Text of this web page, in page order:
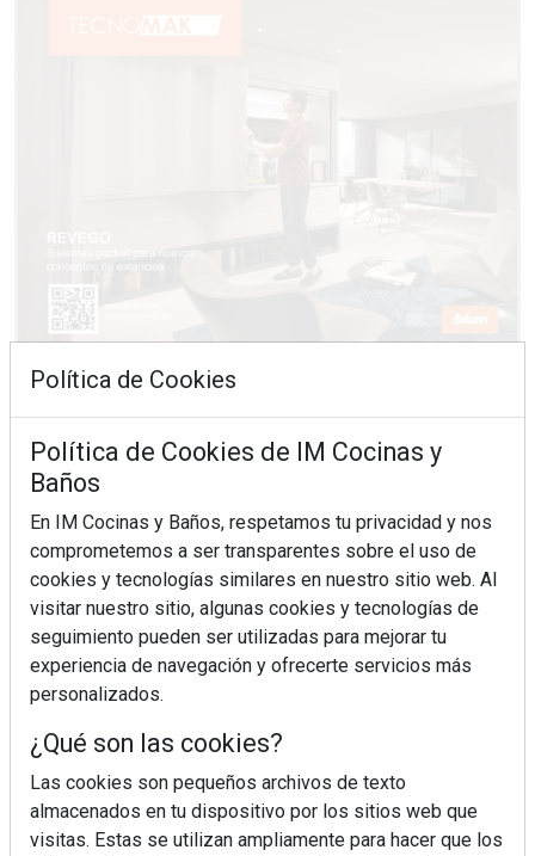
Política de Cookies
Política de Cookies de IM Cocinas y
Baños
En IM Cocinas y Baños, respetamos tu privacidad y nos
comprometemos a ser transparentes sobre el uso de
cookies y tecnologías similares en nuestro sitio web. Al
visitar nuestro sitio, algunas cookies y tecnologías de
seguimiento pueden ser utilizadas para mejorar tu
experiencia de navegación y ofrecerte servicios más
personalizados.
¿Qué son las cookies?
Las cookies son pequeños archivos de texto
almacenados en tu dispositivo por los sitios web que
visitas. Estas se utilizan ampliamente para hacer que los